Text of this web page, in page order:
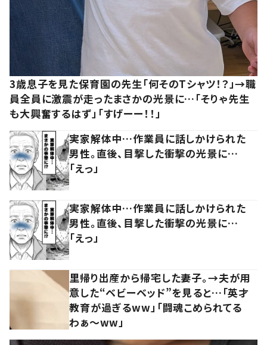
3歳息子を見た保育園の先生「何そのTシャツ！？」→職
員全員に激震が走ったまさかの光景に…「そりゃ先生
も大興奮するはず」「すげーー！！」
実家解体中…作業員に話しかけられた
男性。直後、目撃した衝撃の光景に…
「えっ」
実家解体中…作業員に話しかけられた
男性。直後、目撃した衝撃の光景に…
「えっ」
里帰り出産から帰宅した妻子。→夫が用
意した“ベビーベッド”を見ると…「英才
教育が過ぎるww」「闘魂こめられてる
わぁ～ww」